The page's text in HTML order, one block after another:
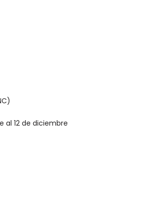
al 12 de diciembre